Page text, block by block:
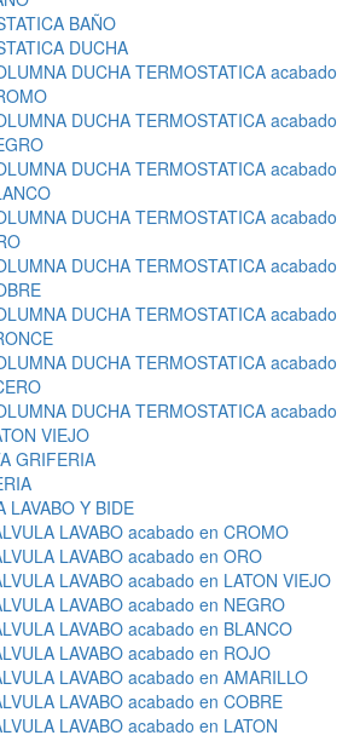
BAÑO
DUCHA
DUCHA TERMOSTATICA acabado
DUCHA TERMOSTATICA acabado
DUCHA TERMOSTATICA acabado
DUCHA TERMOSTATICA acabado
DUCHA TERMOSTATICA acabado
DUCHA TERMOSTATICA acabado
DUCHA TERMOSTATICA acabado
DUCHA TERMOSTATICA acabado
VIEJO
GRIFERIA
LAVABO Y BIDE
LAVABO acabado en CROMO
LAVABO acabado en ORO
LAVABO acabado en LATON VIEJO
LAVABO acabado en NEGRO
LAVABO acabado en BLANCO
LAVABO acabado en ROJO
LAVABO acabado en AMARILLO
LAVABO acabado en COBRE
LAVABO acabado en LATON